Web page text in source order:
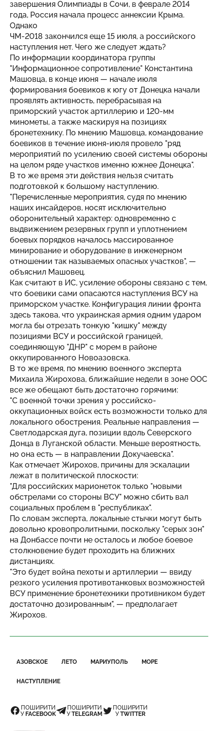
завершения Олимпиады в Сочи, в феврале 2014
года, Россия начала процесс аннексии Крыма.
Однако
ЧМ-2018 закончился еще 15 июля, а российского
наступления нет. Чего же следует ждать?
По информации координатора группы
"Информационное сопротивление" Константина
Машовца, в конце июня — начале июля
формирования боевиков к югу от Донецка начали
проявлять активность, перебрасывая на
приморский участок артиллерию и 120-мм
минометы, а также маскируя на позициях
бронетехнику. По мнению Машовца, командование
боевиков в течение июня-июля провело "ряд
мероприятий по усилению своей системы обороны
на целом ряде участков именно южнее Донецка".
В то же время эти действия нельзя считать
подготовкой к большому наступлению.
"Перечисленные мероприятия, судя по мнению
наших инсайдеров, носят исключительно
оборонительный характер: одновременно с
выдвижением резервных групп и уплотнением
боевых порядков началось массированное
минирование и оборудование в инженерном
отношении так называемых опасных участков", —
объяснил Машовец.
Как считают в ИС, усиление обороны связано с тем,
что боевики сами опасаются наступления ВСУ на
приморском участке. Конфигурация линии фронта
здесь такова, что украинская армия одним ударом
могла бы отрезать тонкую "кишку" между
позициями ВСУ и российской границей,
соединяющую "ДНР" с морем в районе
оккупированного Новоазовска.
В то же время, по мнению военного эксперта
Михаила Жирохова, ближайшие недели в зоне ООС
все же обещают быть достаточно горячими:
"С военной точки зрения у российско-
оккупационных войск есть возможности только для
локального обострения. Реальные направления —
Светлодарская дуга, позиции вдоль Северского
Донца в Луганской области. Меньше вероятность,
но она есть — в направлении Докучаевска".
Как отмечает Жирохов, причины для эскалации
лежат в политической плоскости:
"Для российских марионеток только "новыми
обстрелами со стороны ВСУ" можно сбить вал
социальных проблем в "республиках".
По словам эксперта, локальные стычки могут быть
довольно кровопролитными, поскольку "серых зон"
на Донбассе почти не осталось и любое боевое
столкновение будет проходить на ближних
дистанциях.
"Это будет война пехоты и артиллерии — ввиду
резкого усиления противотанковых возможностей
ВСУ применение бронетехники противником будет
достаточно дозированным", — предполагает
Жирохов.
АЗОВСКОЕ ЛЕТО МАРИУПОЛЬ МОРЕ
НАСТУПЛЕНИЕ
ПОШИРИТИ
УFACEBOOK
ПОШИРИТИ
УTELEGRAM
ПОШИРИТИ
УTWITTER